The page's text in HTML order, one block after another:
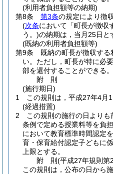
(利用者負担額等の納期)
第8条
第3条の規定により徴
(次条において「町長が徴収
う。)の納期は，当月25日と
(既納の利用者負担額等)
第9条
既納の町長が徴収す
い。 ただし，町長が特に必
部を還付することができる。
附 則
(施行期日)
1
この規則は，平成27年4月1
(経過措置)
2
この規則の施行の日より
条例で定める授業料等を負
において教育標準時間認定
育・保育給付認定子どもに
上限とする。
附 則(平成27年規則第
この規則は，公布の日から